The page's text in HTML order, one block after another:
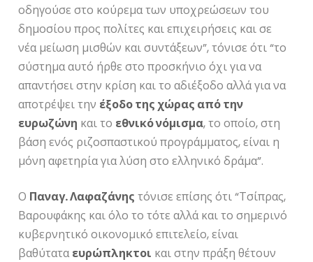
οδηγούσε στο κούρεμα των υποχρεώσεων του
δημοσίου προς πολίτες και επιχειρήσεις και σε
νέα μείωση μισθών και συντάξεων”, τόνισε ότι “το
σύστημα αυτό ήρθε στο προσκήνιο όχι για να
απαντήσει στην κρίση και το αδιέξοδο αλλά για να
αποτρέψει την έξοδο της χώρας από την
ευρωζώνη και το εθνικό νόμισμα, το οποίο, στη
βάση ενός ριζοσπαστικού προγράμματος, είναι η
μόνη αφετηρία για λύση στο ελληνικό δράμα”.
Ο Παναγ. Λαφαζάνης τόνισε επίσης ότι “Τσίπρας,
Βαρουφάκης και όλο το τότε αλλά και το σημερινό
κυβερνητικό οικονομικό επιτελείο, είναι
βαθύταταευρώπληκτοι και στην πράξη θέτουν